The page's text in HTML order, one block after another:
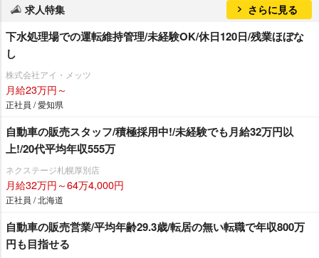
求人特集 さらに見る
下水処理場での運転維持管理/未経験OK/休日120日/残業ほぼな
し
株式会社アイ・メッツ
月給23万円～
正社員 / 愛知県
自動車の販売スタッフ/積極採用中!/未経験でも月給32万円以
上!/20代平均年収555万
ネクステージ札幌厚別店
月給32万円～64万4,000円
正社員 / 北海道
自動車の販売営業/平均年齢29.3歳/転居の無い転職で年収800万
円も目指せる